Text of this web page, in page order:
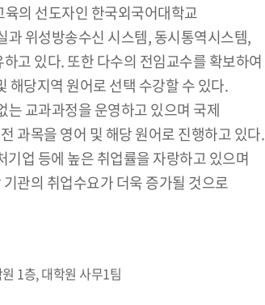
의 선도자인 한국외국어대학교
위성방송수신 시스템, 동시통역시스템,
고 있다. 또한 다수의 전임교수를 확보하여
해당지역 원어로 선택 수강할 수 있다.
교과과정을 운영하고 있으며 국제
과목을 영어 및 해당 원어로 진행하고 있다.
업 등에 높은 취업률을 자랑하고 있으며
관의 취업수요가 더욱 증가될 것으로
1층, 대학원 사무1팀